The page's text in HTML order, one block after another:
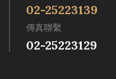
02-25223139
傳真聯繫
02-25223129